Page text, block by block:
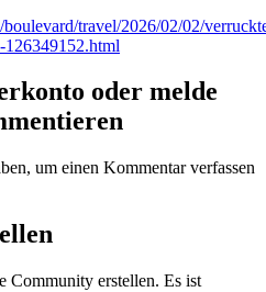
travel/2026/02/02/
126349152.html
oder melde
um einen Kommentar verfassen
Community erstellen. Es ist